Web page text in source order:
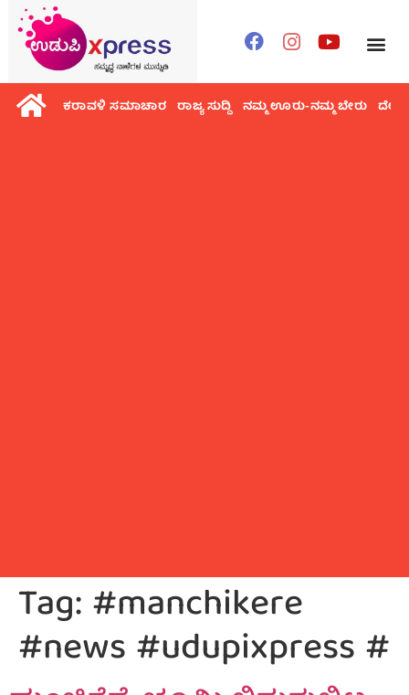
ಕರಾವಳಿ ಸಮಾಚಾರ ರಾಜ್ಯ ಸುದ್ದಿ ನಮ್ಮ ಊರು-ನಮ್ಮ ಬೇರು ದೇಶ
Tag:#manchikere
#news #udupixpress #